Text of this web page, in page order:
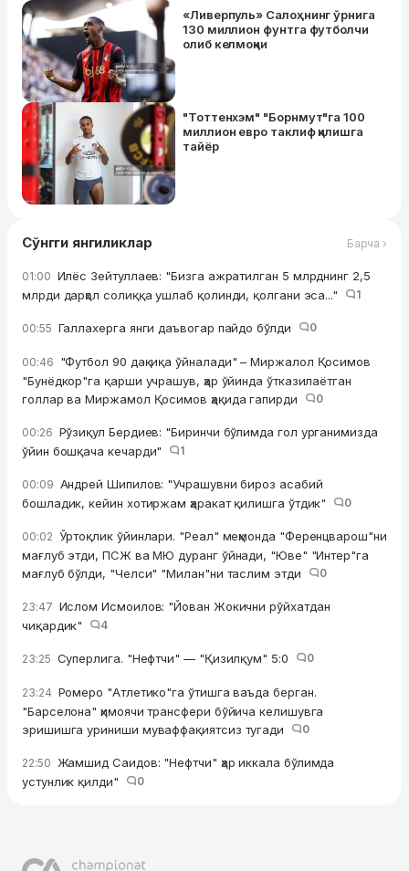
«Ливерпуль» Салоҳнинг ўрнига
130 миллион фунтга футболчи
олиб келмоқчи
"Тоттенхэм" "Борнмут"га 100
миллион евро таклиф қилишга
тайёр
Сўнгги янгиликлар Барча ›
01:00 Илёс Зейтуллаев: "Бизга ажратилган 5 млрднинг 2,5
млрди дарҳол солиққа ушлаб қолинди, қолгани эса..."
1
00:55 Галлахерга янги даъвогар пайдо бўлди 0
00:46 "Футбол 90 дақиқа ўйналади" – Миржалол Қосимов
"Бунёдкор"га қарши учрашув, ҳар ўйинда ўтказилаётган
голлар ва Миржамол Қосимов ҳақида гапирди
0
00:26 Рўзиқул Бердиев: "Биринчи бўлимда гол урганимизда
ўйин бошқача кечарди"
1
00:09 Андрей Шипилов: "Учрашувни бироз асабий
бошладик, кейин хотиржам ҳаракат қилишга ўтдик"
0
00:02 Ўртоқлик ўйинлари. "Реал" меҳмонда "Ференцварош"ни
мағлуб этди, ПСЖ ва МЮ дуранг ўйнади, "Юве" "Интер"га
мағлуб бўлди, "Челси" "Милан"ни таслим этди
0
23:47 Ислом Исмоилов: "Йован Жокични рўйхатдан
чиқардик"
4
23:25 Суперлига. "Нефтчи" — "Қизилқум" 5:0 0
23:24 Ромеро "Атлетико"га ўтишга ваъда берган.
"Барселона" ҳимоячи трансфери бўйича келишувга
эришишга уриниши муваффақиятсиз тугади
0
22:50 Жамшид Саидов: "Нефтчи" ҳар иккала бўлимда
устунлик қилди"
0